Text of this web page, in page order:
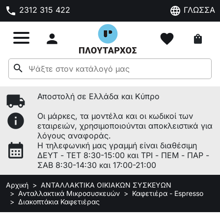
phone 2312 315 422 language ΓΛΩΣΣΑ
 favorite shopping_bag
search
local_shipping Αποστολή σε Ελλάδα και Κύπρο
info
Οι μάρκες, τα μοντέλα και οι κωδικοί των
εταιρειών, χρησιμοποιούνται αποκλειστικά για
λόγους αναφοράς.
calendar_month
Η τηλεφωνική μας γραμμή είναι διαθέσιμη
ΔΕΥΤ - ΤΕΤ 8:30-15:00 και ΤΡΙ - ΠΕΜ - ΠΑΡ -
ΣΑΒ 8:30-14:30 και 17:00-21:00
Αρχική
ΑΝΤΑΛΛΑΚΤΙΚΑ ΟΙΚΙΑΚΩΝ ΣΥΣΚΕΥΩΝ
Ανταλλακτικά Μικροσυσκευών
Καφετιέρα - Espresso
Διακοπτάκια Καφετιέρας